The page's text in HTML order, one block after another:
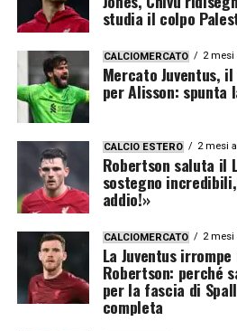
studia il colpo
CALCIOMERCATO 2 mesi
Mercato Juventus,
per Alisson: spunta
CALCIO ESTERO 2 mesi
Robertson saluta il
sostegno
addio!»
CALCIOMERCATO 2 mesi
La Juventus
Robertson: perché
per la fascia di
completa